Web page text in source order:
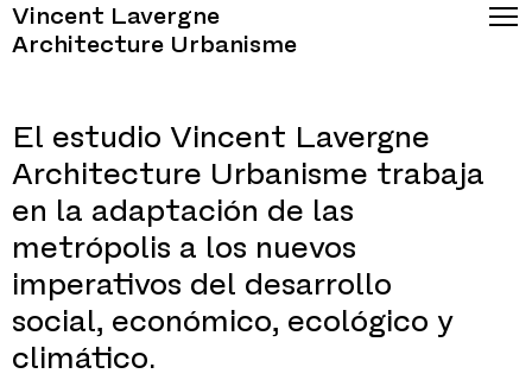
Vincent Lavergne
Architecture Urbanisme
El estudio Vincent Lavergne
Architecture Urbanisme trabaja
en la adaptación de las
metrópolis a los nuevos
imperativos del desarrollo
social, económico, ecológico y
climático.